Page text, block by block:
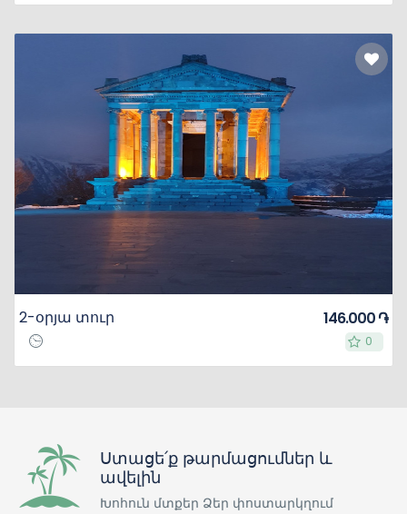
2-օրյա տուր
0
0
146.000 ֏
Ստացե՛ք թարմացումներ և
ավելին
Խոհուն մտքեր Ձեր փոստարկղում